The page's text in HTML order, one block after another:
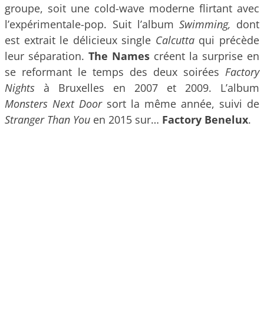
groupe, soit une cold-wave moderne flirtant avec
l’expérimentale-pop. Suit l’albumSwimming, dont
est extrait le délicieux single Calcuttaqui précède
leur séparation. The Names créent la surprise en
se reformant le temps des deux soirées Factory
Nights à Bruxelles en 2007 et 2009. L’album
Monsters Next Door sort la même année, suivi de
Stranger Than You en 2015 sur… Factory Benelux.